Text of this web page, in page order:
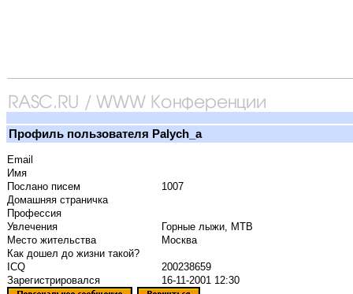
Профиль пользователя Palych_a
Email
Имя
Послано писем
1007
Домашняя страничка
Профессия
Увлечения
Горные лыжи, МТВ
Место жительства
Москва
Как дошел до жизни такой?
ICQ
200238659
Зарегистрировался
16-11-2001 12:30